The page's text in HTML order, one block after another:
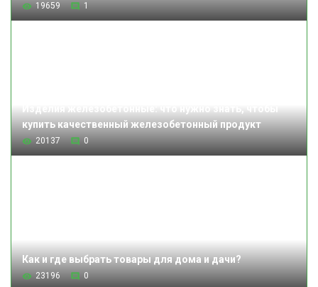
19659 1
купить качественный железобетонный продукт
20137 0
Как и где выбрать товары для дома и дачи?
23196 0